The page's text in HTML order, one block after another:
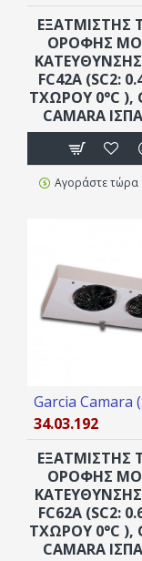
ΕΞΑΤΜΙΣΤΗΣ
ΟΡΟΦΗΣ
FC42A (SC2:
ΤΧΏΡΟΥ 0°C ),
CAMARA
Αγοράστε τώρα
Garcia Camara
34.03.192
ΕΞΑΤΜΙΣΤΗΣ
ΟΡΟΦΗΣ
FC62A (SC2:
ΤΧΏΡΟΥ 0°C ),
CAMARA